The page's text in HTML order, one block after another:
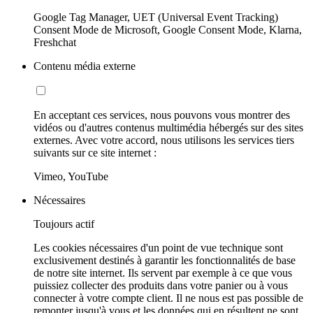
Google Tag Manager, UET (Universal Event Tracking)
Consent Mode de Microsoft, Google Consent Mode, Klarna,
Freshchat
Contenu média externe
En acceptant ces services, nous pouvons vous montrer des
vidéos ou d'autres contenus multimédia hébergés sur des sites
externes. Avec votre accord, nous utilisons les services tiers
suivants sur ce site internet :
Vimeo, YouTube
Nécessaires
Toujours actif
Les cookies nécessaires d'un point de vue technique sont
exclusivement destinés à garantir les fonctionnalités de base
de notre site internet. Ils servent par exemple à ce que vous
puissiez collecter des produits dans votre panier ou à vous
connecter à votre compte client. Il ne nous est pas possible de
remonter jusqu'à vous et les données qui en résultent ne sont